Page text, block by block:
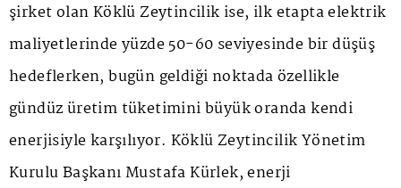
şirket olan Köklü Zeytincilik ise, ilk etapta elektrik
maliyetlerinde yüzde 50-60 seviyesinde bir düşüş
hedeflerken, bugün geldiği noktada özellikle
gündüz üretim tüketimini büyük oranda kendi
enerjisiyle karşılıyor. Köklü Zeytincilik Yönetim
Kurulu Başkanı Mustafa Kürlek, enerji